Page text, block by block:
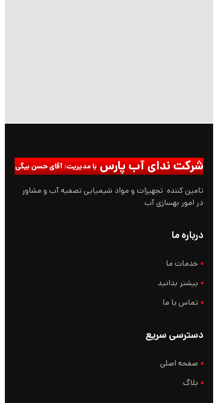
شرکت ندای آب پارس با مدیریت: آقای حسن بیگی
تامین کننده تجهیزات و مواد شیمیایی تصفیه آب و مشاور
در امور بهسازی آب
درباره ما
خدمات ما
بیشتر بدانید
تماس با ما
دسترسی سریع
صفحه اصلی
بلاگ